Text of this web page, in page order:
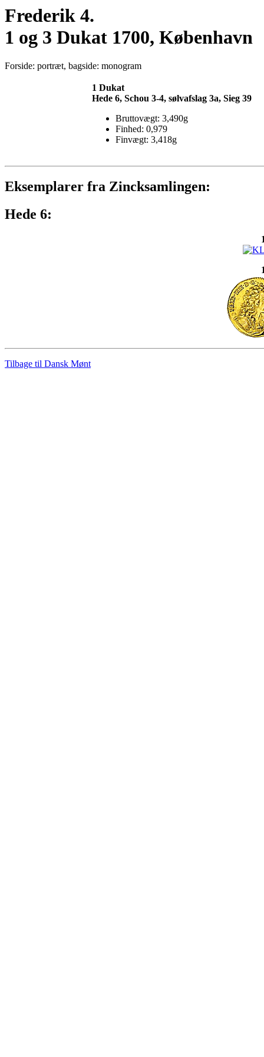
Frederik 4.
1 og 3 Dukat 1700, København
Forside: portræt, bagside: monogram
1 Dukat
Hede 6, Schou 3-4, sølvafslag 3a, Sieg 39
Bruttovægt: 3,490g
Finhed: 0,979
Finvægt: 3,418g
Eksemplarer fra Zincksamlingen:
Hede 6:
Tilbage til Dansk Mønt